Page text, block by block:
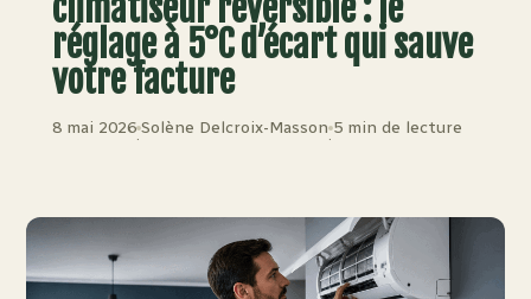
climatiseur réversible : le
réglage à 5°C d’écart qui sauve
votre facture
8 mai 2026
·
Solène Delcroix-Masson
·
5 min de lecture